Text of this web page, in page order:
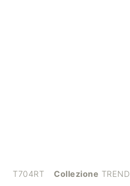
T704RT Collezione TREND